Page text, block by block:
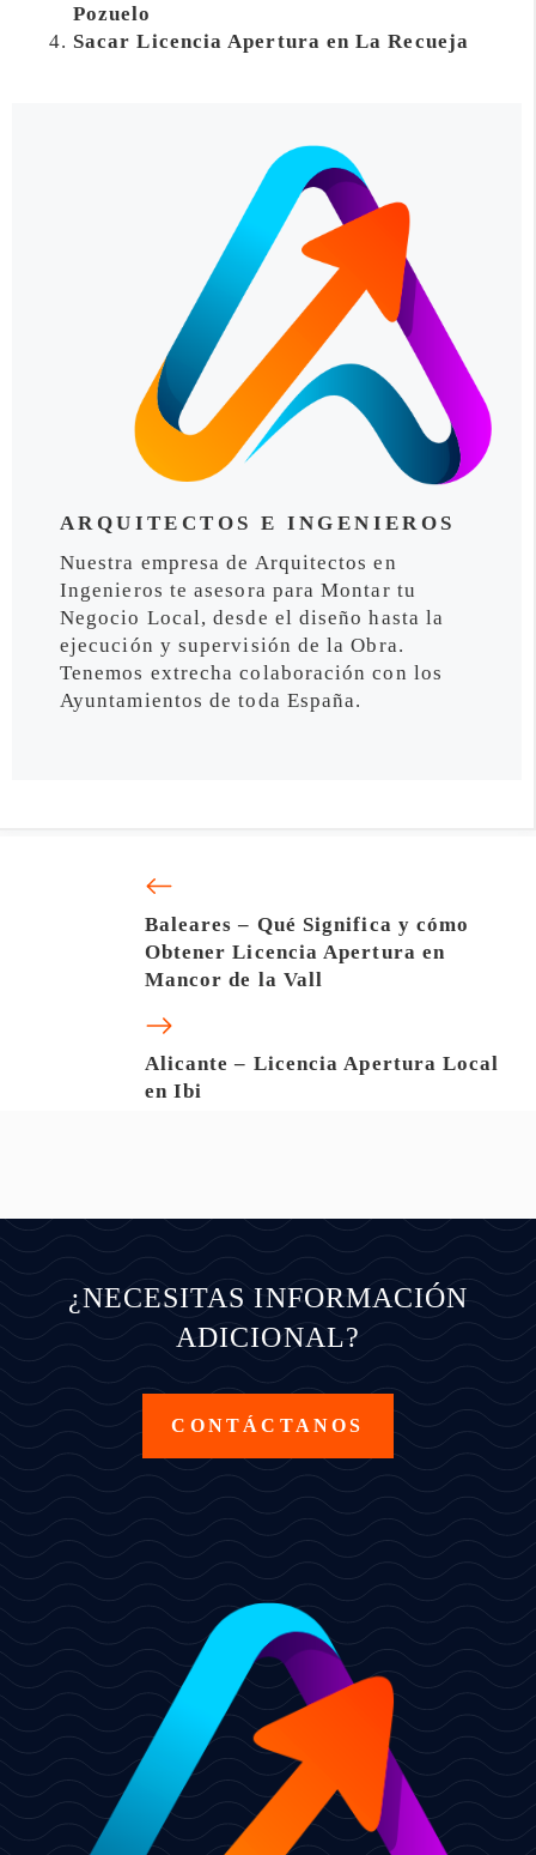
Pozuelo
Sacar Licencia Apertura en La Recueja
ARQUITECTOS E INGENIEROS
Nuestra empresa de Arquitectos en
Ingenieros te asesora para Montar tu
Negocio Local, desde el diseño hasta la
ejecución y supervisión de la Obra.
Tenemos extrecha colaboración con los
Ayuntamientos de toda España.
Baleares – Qué Significa y cómo
Obtener Licencia Apertura en
Mancor de la Vall
Alicante – Licencia Apertura Local
en Ibi
¿NECESITAS INFORMACIÓN
ADICIONAL?
CONTÁCTANOS